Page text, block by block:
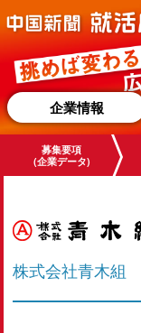
企業情報
募集要項
(企業データ)
株式会社青木組